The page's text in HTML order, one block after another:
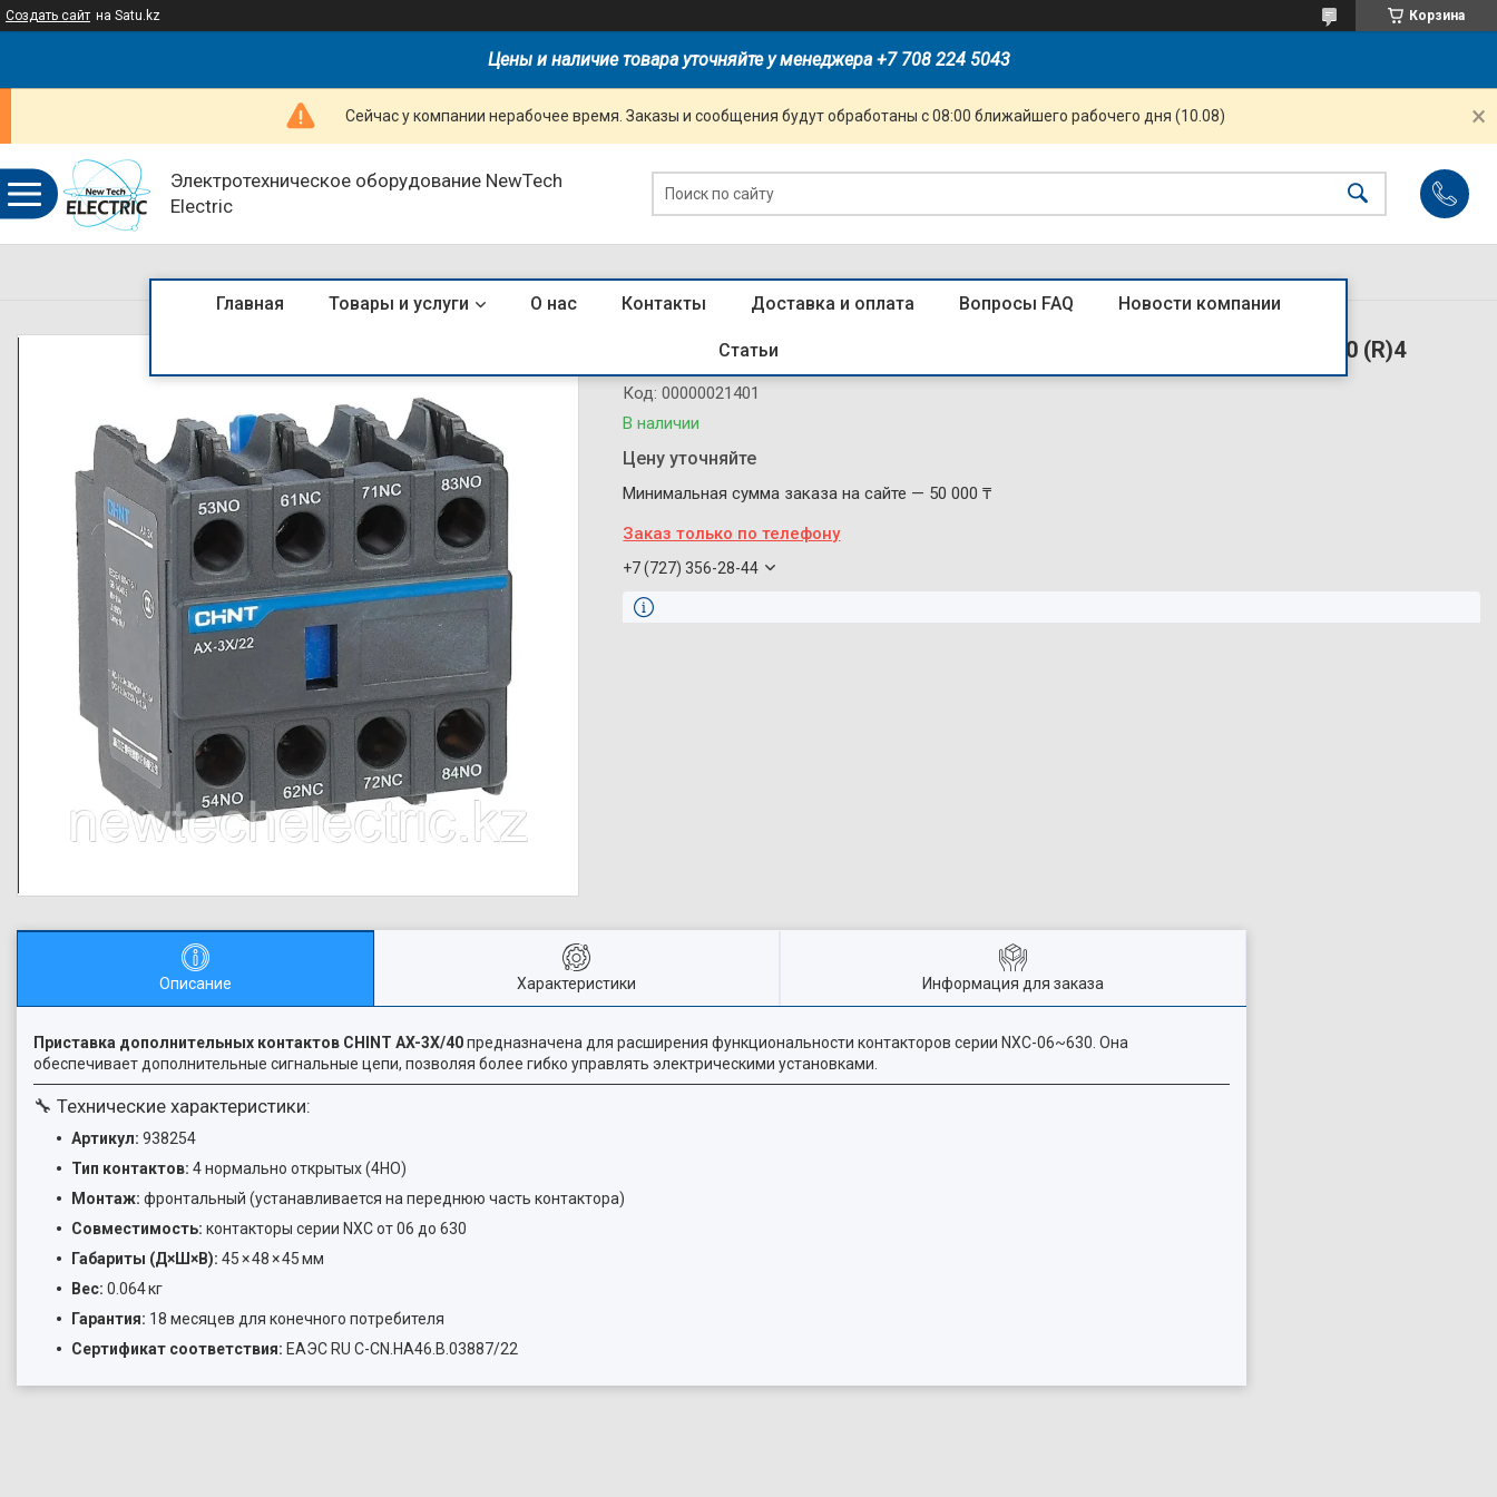
Создать сайт на Satu.kz Корзина
Цены и наличие товара уточняйте у менеджера +7 708 224 5043
Сейчас у компании нерабочее время. Заказы и сообщения будут обработаны с 08:00 ближайшего рабочего дня (10.08)
Электротехническое оборудование NewTech
Electric
Главная Товары и услуги О нас Контакты Доставка и оплата Вопросы FAQ Новости компании
Статьи
938254 Приставка доп.контакты AX-3X/40 к контактору NXC-06~630 (R)4
В наличии
Код:00000021401
Цену уточняйте
Минимальная сумма заказа на сайте — 50 000 ₸
Заказ только по телефону
+7 (727) 356-28-44
Описание Характеристики Информация для заказа
Приставка дополнительных контактов CHINT AX-3X/40предназначена для расширения функциональности контакторов серии NXC-06~630. Она
обеспечивает дополнительные сигнальные цепи, позволяя более гибко управлять электрическими установками.
🔧 Технические характеристики:
Артикул: 938254
Тип контактов: 4 нормально открытых (4НО)
Монтаж: фронтальный (устанавливается на переднюю часть контактора)
Совместимость: контакторы серии NXC от 06 до 630
Габариты (Д×Ш×В): 45 × 48 × 45 мм
Вес: 0.064 кг
Гарантия: 18 месяцев для конечного потребителя
Сертификат соответствия: ЕАЭС RU С-CN.НА46.В.03887/22